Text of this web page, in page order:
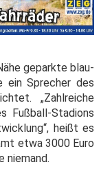
geparkte blau-
ein Sprecher des
„Zahlreiche
Fußball-Stadions
heißt es
etwa 3000 Euro
niemand.